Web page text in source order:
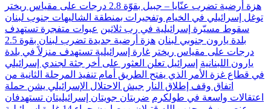
هزة أرضية تضرب عنّايا – جبيل بقوّة 2.8 درجات على مقياس ريختر
توغل إسرائيلي في الخيام وتفجيرات بمنطقة الشاليهات جنوب لبنان
سقوط مسيّرة إسرائيلية في رب ثلاثين عبوات متفجرة تستهدف
بلدة يارون جنوبي لبنان
هزة أرضية جديدة تضرب لبنان بقوة 2.5
درجات على مقياس ريختر غارة إسرائيلية تستهدف منزلاً في بلدة
يارون اللبنانية إسرائيل تعلن العثور على أخر جثة لجندي إسرائيلي
في قطاع غزة الأمر الذي يفتح الطريق أمام تنفيذ المرحلة الثانية من
اتفاق وقف إطلاق النار جيش الاحتلال الإسرائيلي يشن حملة
اعتقالات واسعة في طولكرم ضربتان جويتان إسرائيليتان تستهدفان